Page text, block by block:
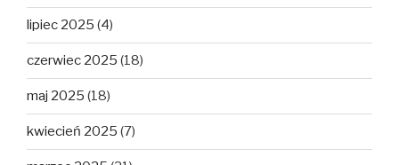
lipiec 2025 (4)
czerwiec 2025 (18)
maj 2025 (18)
kwiecień 2025 (7)